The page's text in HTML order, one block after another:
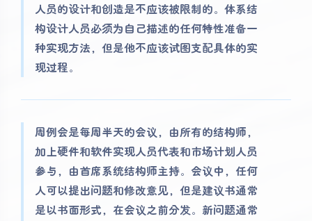
人员的设计和创造是不应该被限制的。体系结
构设计人员必须为自己描述的任何特性准备一
种实现方法，但是他不应该试图支配具体的实
现过程。
周例会是每周半天的会议，由所有的结构师，
加上硬件和软件实现人员代表和市场计划人员
参与，由首席系统结构师主持。会议中，任何
人可以提出问题和修改意见，但是建议书通常
是以书面形式，在会议之前分发。新问题通常